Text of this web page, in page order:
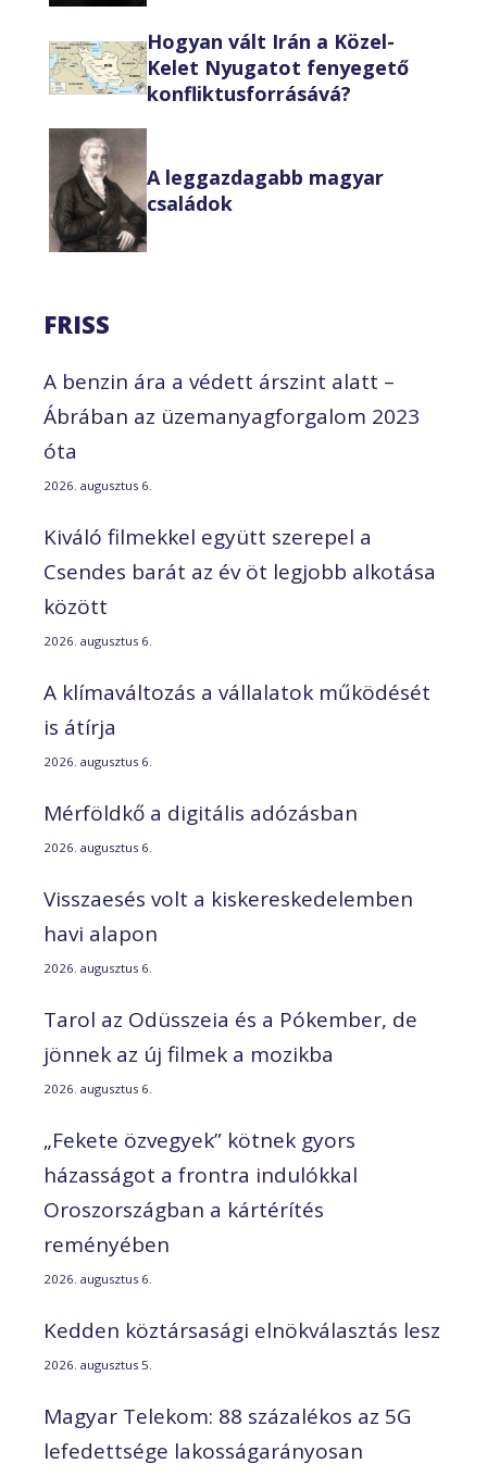
Hogyan vált Irán a Közel-
Kelet Nyugatot fenyegető
konfliktusforrásává?
A leggazdagabb magyar
családok
FRISS
A benzin ára a védett árszint alatt –
Ábrában az üzemanyagforgalom 2023
óta
2026. augusztus 6.
Kiváló filmekkel együtt szerepel a
Csendes barát az év öt legjobb alkotása
között
2026. augusztus 6.
A klímaváltozás a vállalatok működését
is átírja
2026. augusztus 6.
Mérföldkő a digitális adózásban
2026. augusztus 6.
Visszaesés volt a kiskereskedelemben
havi alapon
2026. augusztus 6.
Tarol az Odüsszeia és a Pókember, de
jönnek az új filmek a mozikba
2026. augusztus 6.
„Fekete özvegyek” kötnek gyors
házasságot a frontra indulókkal
Oroszországban a kártérítés
reményében
2026. augusztus 6.
Kedden köztársasági elnökválasztás lesz
2026. augusztus 5.
Magyar Telekom: 88 százalékos az 5G
lefedettsége lakosságarányosan